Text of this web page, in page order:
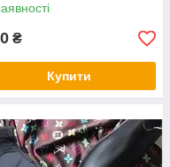
₴
Купити